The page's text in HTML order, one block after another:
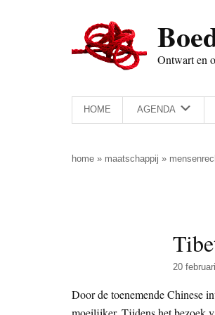
Ontwart en
HOME AGENDA
home » maatschappij »
20
Door de toenemende Chinese